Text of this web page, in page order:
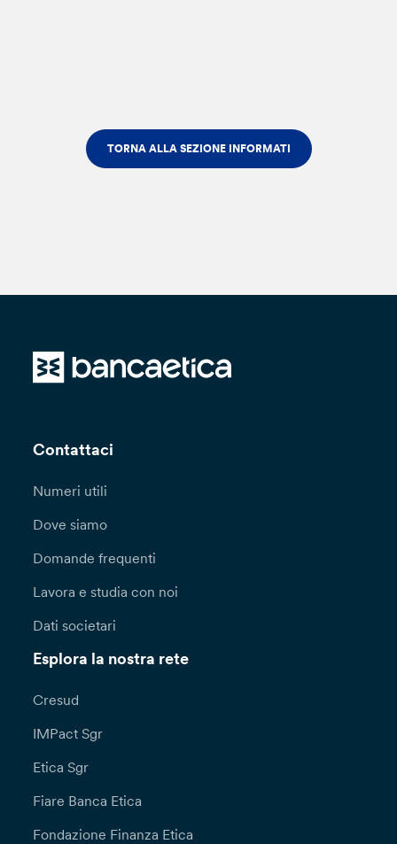
TORNA ALLA SEZIONE INFORMATI
Contattaci
Numeri utili
Dove siamo
Domande frequenti
Lavora e studia con noi
Dati societari
Esplora la nostra rete
Cresud
IMPact Sgr
Etica Sgr
Fiare Banca Etica
Fondazione Finanza Etica